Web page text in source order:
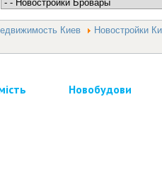
Киев
Новостройки
Новобудови